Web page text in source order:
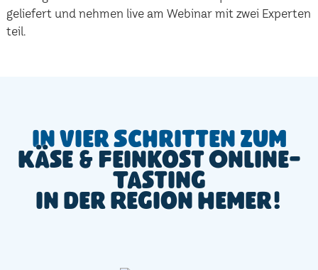
geliefert und nehmen live am Webinar mit zwei Experten
teil.
In vier Schritten zum
Käse & Feinkost Online-
Tasting
in der Region Hemer!